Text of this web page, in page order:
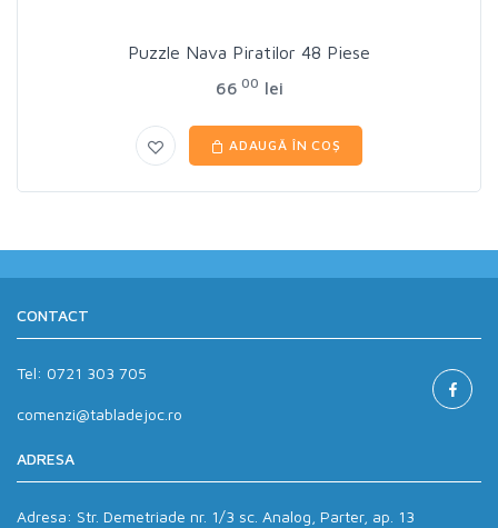
Puzzle Nava Piratilor 48 Piese
66 00 lei
ADAUGĂ ÎN COȘ
CONTACT
Tel: 0721 303 705
comenzi@tabladejoc.ro
ADRESA
Adresa: Str. Demetriade nr. 1/3 sc. Analog, Parter, ap. 13